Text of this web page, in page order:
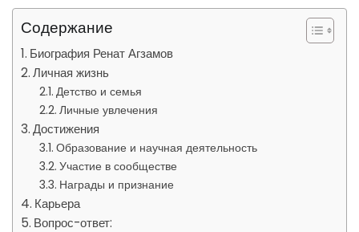
Содержание
Биография Ренат Агзамов
Личная жизнь
Детство и семья
Личные увлечения
Достижения
Образование и научная деятельность
Участие в сообществе
Награды и признание
Карьера
Вопрос-ответ: